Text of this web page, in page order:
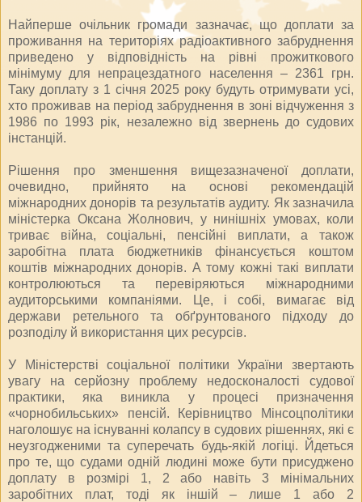
Найперше очільник громади зазначає, що доплати за
проживання на територіях радіоактивного забруднення
приведено у відповідність на рівні прожиткового
мінімуму для непрацездатного населення – 2361 грн.
Таку доплату з 1 січня 2025 року будуть отримувати усі,
хто проживав на період забруднення в зоні відчуження з
1986 по 1993 рік, незалежно від звернень до судових
інстанцій.
Рішення про зменшення вищезазначеної доплати,
очевидно, прийнято на основі рекомендацій
міжнародних донорів та результатів аудиту. Як зазначила
міністерка Оксана Жолнович, у нинішніх умовах, коли
триває війна, соціальні, пенсійні виплати, а також
заробітна плата бюджетників фінансується коштом
коштів міжнародних донорів. А тому кожні такі виплати
контролюються та перевіряються міжнародними
аудиторськими компаніями. Це, і собі, вимагає від
держави ретельного та обґрунтованого підходу до
розподілу й використання цих ресурсів.
У Міністерстві соціальної політики України звертають
увагу на серйозну проблему недосконалості судової
практики, яка виникла у процесі призначення
«чорнобильських» пенсій. Керівництво Мінсоцполітики
наголошує на існуванні колапсу в судових рішеннях, які є
неузгодженими та суперечать будь-якій логіці. Йдеться
про те, що судами одній людині може бути присуджено
доплату в розмірі 1, 2 або навіть 3 мінімальних
заробітних плат, тоді як іншій – лише 1 або 2